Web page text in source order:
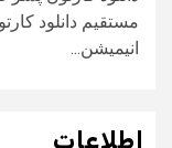
مستقیم دانلود
انیمیشن...
اطلاعات